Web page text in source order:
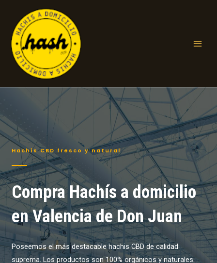
contenido
Hachís CBD fresco y natural
Compra Hachís a domicilio
en Valencia de Don Juan
Poseemos el más destacable hachis CBD de calidad
suprema. Los productos son 100% orgánicos y naturales.